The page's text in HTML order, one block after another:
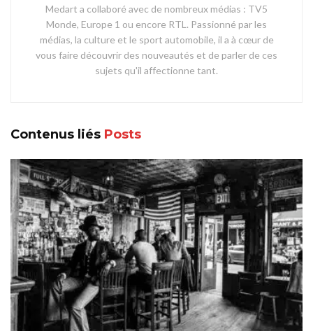
Medart a collaboré avec de nombreux médias : TV5
Monde, Europe 1 ou encore RTL. Passionné par les
médias, la culture et le sport automobile, il a à cœur de
vous faire découvrir des nouveautés et de parler de ces
sujets qu'il affectionne tant.
Contenus liés Posts